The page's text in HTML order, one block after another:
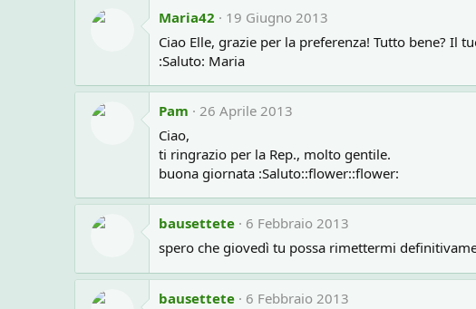
Maria42
19 Giugno 2013
Ciao Elle, grazie per la preferenza! Tutto bene? Il
:Saluto: Maria
Pam
26 Aprile 2013
Ciao,
ti ringrazio per la Rep., molto gentile.
buona giornata :Saluto::flower::flower:
bausettete
6 Febbraio 2013
spero che giovedì tu possa rimettermi
bausettete
6 Febbraio 2013